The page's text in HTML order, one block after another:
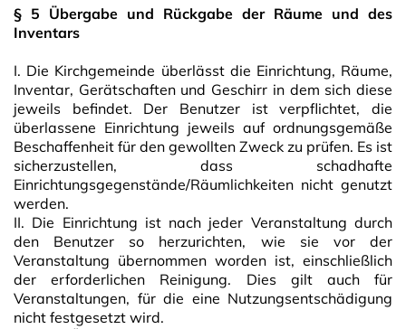
§ 5 Übergabe und Rückgabe der Räume und des
Inventars
I. Die Kirchgemeinde überlässt die Einrichtung, Räume,
Inventar, Gerätschaften und Geschirr in dem sich diese
jeweils befindet. Der Benutzer ist verpflichtet, die
überlassene Einrichtung jeweils auf ordnungsgemäße
Beschaffenheit für den gewollten Zweck zu prüfen. Es ist
sicherzustellen, dass schadhafte
Einrichtungsgegenstände/Räumlichkeiten nicht genutzt
werden.
II. Die Einrichtung ist nach jeder Veranstaltung durch
den Benutzer so herzurichten, wie sie vor der
Veranstaltung übernommen worden ist, einschließlich
der erforderlichen Reinigung. Dies gilt auch für
Veranstaltungen, für die eine Nutzungsentschädigung
nicht festgesetzt wird.